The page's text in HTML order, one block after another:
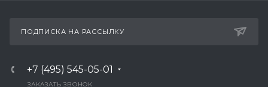
ПОДПИСКА НА РАССЫЛКУ
+7 (495) 545-05-01
ЗАКАЗАТЬ ЗВОНОК